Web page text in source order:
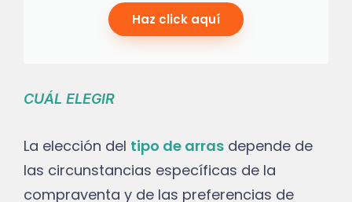
Haz click aquí
CUÁL ELEGIR
La elección del tipo de arras depende de
las circunstancias específicas de la
compraventa y de las preferencias de